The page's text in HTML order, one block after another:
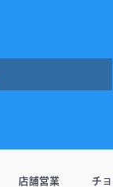
店舗営業 チ